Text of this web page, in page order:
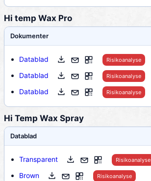
Hi temp Wax Pro
Dokumenter
Datablad Risikoanalyse
Datablad Risikoanalyse
Datablad Risikoanalyse
Hi Temp Wax Spray
Datablad
Transparent Risikoanalyse
Brown Risikoanalyse